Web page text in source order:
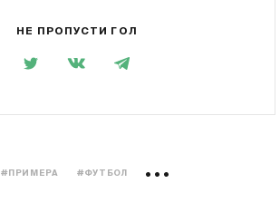
НЕ ПРОПУСТИ ГОЛ
#ПРИМЕРА #ФУТБОЛ